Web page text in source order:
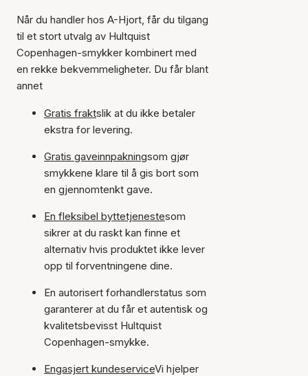
Når du handler hos A-Hjort, får du tilgang
til et stort utvalg av Hultquist
Copenhagen-smykker kombinert med
en rekke bekvemmeligheter. Du får blant
annet
Gratis fraktslik at du ikke betaler
ekstra for levering.
Gratis gaveinnpakningsom gjør
smykkene klare til å gis bort som
en gjennomtenkt gave.
En fleksibel byttetjenestesom
sikrer at du raskt kan finne et
alternativ hvis produktet ikke lever
opp til forventningene dine.
En autorisert forhandlerstatus som
garanterer at du får et autentisk og
kvalitetsbevisst Hultquist
Copenhagen-smykke.
Engasjert kundeserviceVi hjelper